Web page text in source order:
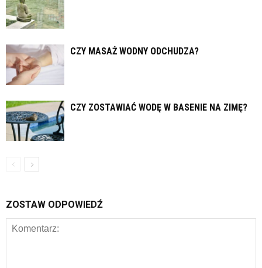
CZY MASAŻ WODNY ODCHUDZA?
CZY ZOSTAWIAĆ WODĘ W BASENIE NA ZIMĘ?
ZOSTAW ODPOWIEDŹ